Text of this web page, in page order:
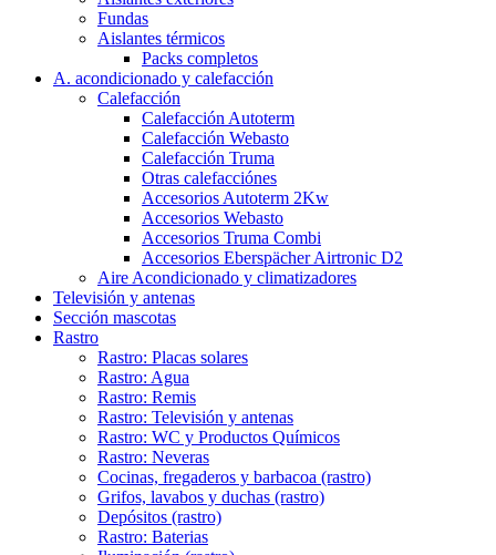
Fundas
Aislantes térmicos
Packs completos
A. acondicionado y calefacción
Calefacción
Calefacción Autoterm
Calefacción Webasto
Calefacción Truma
Otras calefacciónes
Accesorios Autoterm 2Kw
Accesorios Webasto
Accesorios Truma Combi
Accesorios Eberspächer Airtronic D2
Aire Acondicionado y climatizadores
Televisión y antenas
Sección mascotas
Rastro
Rastro: Placas solares
Rastro: Agua
Rastro: Remis
Rastro: Televisión y antenas
Rastro: WC y Productos Químicos
Rastro: Neveras
Cocinas, fregaderos y barbacoa (rastro)
Grifos, lavabos y duchas (rastro)
Depósitos (rastro)
Rastro: Baterias